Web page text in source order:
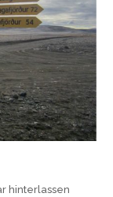
hinterlassen